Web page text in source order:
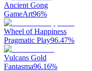
Ancient Gong
GameArt96%
Wheel of Happiness
Pragmatic Play96.47%
Vulcans Gold
Fantasma96.16%